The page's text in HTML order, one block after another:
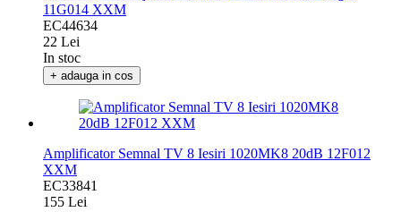
Cablu Pasiv cu Injector POE, UTP + Alimentare Negru
11G014 XXM
EC44634
22 Lei
In stoc
Amplificator Semnal TV 8 Iesiri 1020MK8 20dB 12F012
XXM
EC33841